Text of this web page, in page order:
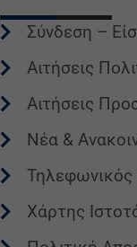
Σύνδεση –
Αιτήσεις
Αιτήσεις
Νέα &
Χάρτης